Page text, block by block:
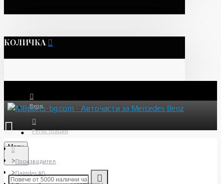
КОЛИЧКА
Вход
Регистрация
Menu
Производител
Daimler AG